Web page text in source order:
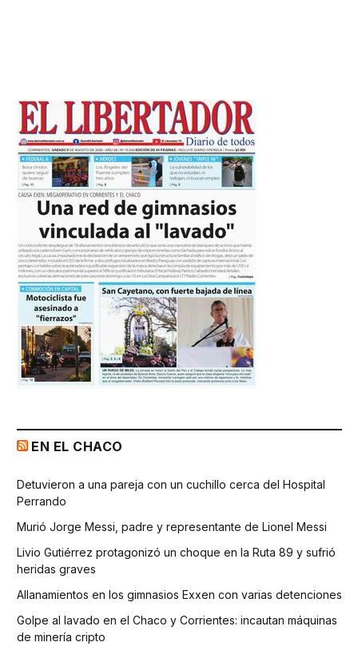
EN EL CHACO
Detuvieron a una pareja con un cuchillo cerca del Hospital
Perrando
Murió Jorge Messi, padre y representante de Lionel Messi
Livio Gutiérrez protagonizó un choque en la Ruta 89 y sufrió
heridas graves
Allanamientos en los gimnasios Exxen con varias detenciones
Golpe al lavado en el Chaco y Corrientes: incautan máquinas
de minería cripto